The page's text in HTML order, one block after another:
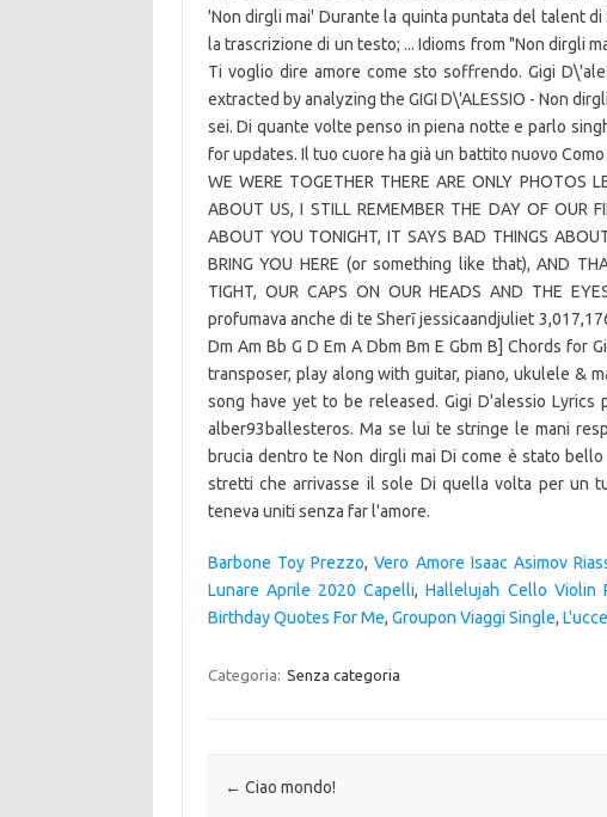
'Non dirgli mai' Durante la quinta puntata del talent di
la trascrizione di un testo; ... Idioms from "Non dirgli
Ti voglio dire amore come sto soffrendo. Gigi
extracted by analyzing the GIGI D\'ALESSIO - Non
sei. Di quante volte penso in piena notte e parlo
for updates. Il tuo cuore ha già un battito nuovo
WE WERE TOGETHER THERE ARE ONLY PHOTOS
ABOUT US, I STILL REMEMBER THE DAY OF OUR
ABOUT YOU TONIGHT, IT SAYS BAD THINGS
BRING YOU HERE (or something like that), AND
TIGHT, OUR CAPS ON OUR HEADS AND THE
profumava anche di te Sherī jessicaandjuliet
Dm Am Bb G D Em A Dbm Bm E Gbm B] Chords for
transposer, play along with guitar, piano, ukulele &
song have yet to be released. Gigi D'alessio Lyrics
alber93ballesteros. Ma se lui te stringe le mani
brucia dentro te Non dirgli mai Di come è stato
stretti che arrivasse il sole Di quella volta per un
teneva uniti senza far l'amore.
Barbone Toy Prezzo,Vero Amore Isaac Asimov
Lunare Aprile 2020 Capelli,Hallelujah Cello Violin
Birthday Quotes For Me, Groupon Viaggi Single,
Categoria: Senza categoria
Navigazione articolo
← Ciao mondo!